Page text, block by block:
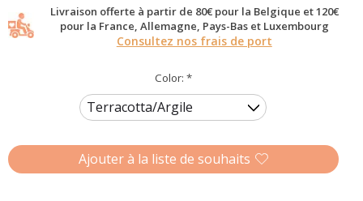
Livraison offerte à partir de 80€ pour la Belgique et 120€
pour la France, Allemagne, Pays-Bas et Luxembourg
Consultez nos frais de port
Color: *
Ajouter à la liste de souhaits